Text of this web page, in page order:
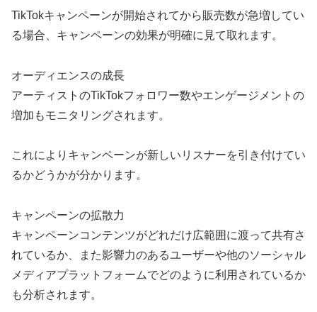
TikTokキャンペーンが開始されてから販売数が急増してい
る場合、キャンペーンの効果が明確に見て取れます。
オーディエンスの成長
アーティストのTikTokフォロワー数やエンゲージメントの
増加もモニタリングされます。
これによりキャンペーンが新しいリスナーを引き付けてい
るかどうかが分かります。
キャンペーンの拡散力
キャンペーンコンテンツがどれだけ広範囲に渡って共有さ
れているか、また影響力のあるユーザーや他のソーシャル
メディアプラットフォームでどのように利用されているか
も分析されます。